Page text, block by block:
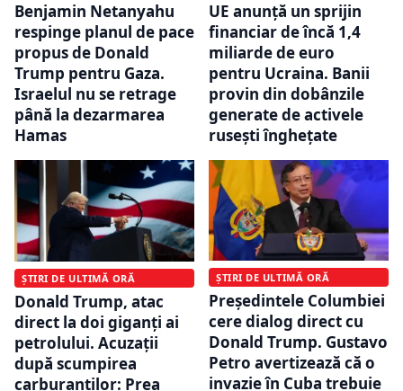
Benjamin Netanyahu
respinge planul de pace
propus de Donald
Trump pentru Gaza.
Israelul nu se retrage
până la dezarmarea
Hamas
UE anunță un sprijin
financiar de încă 1,4
miliarde de euro
pentru Ucraina. Banii
provin din dobânzile
generate de activele
rusești înghețate
ȘTIRI DE ULTIMĂ ORĂ
Donald Trump, atac
direct la doi giganți ai
petrolului. Acuzații
după scumpirea
carburanților: Prea
ȘTIRI DE ULTIMĂ ORĂ
Preşedintele Columbiei
cere dialog direct cu
Donald Trump. Gustavo
Petro avertizează că o
invazie în Cuba trebuie